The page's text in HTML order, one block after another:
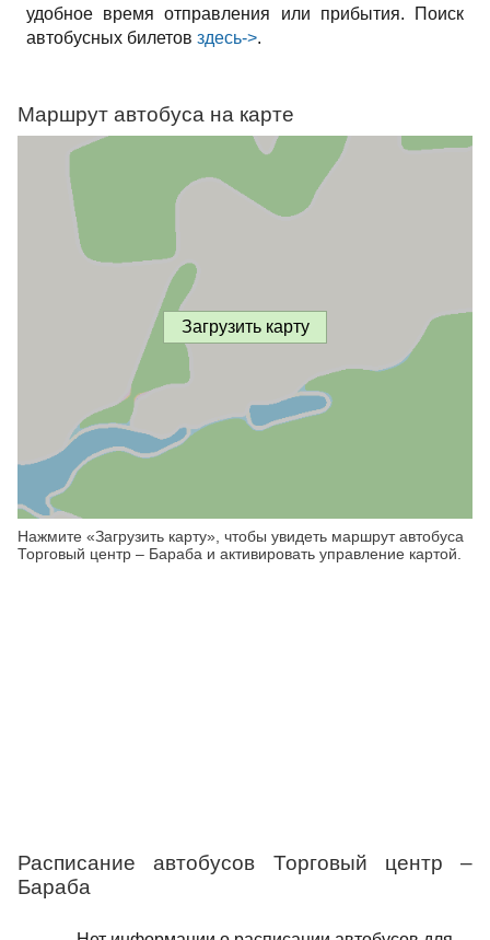
удобное время отправления или прибытия. Поиск
автобусных билетов здесь->.
Маршрут автобуса на карте
Загрузить карту
Нажмите «Загрузить карту», чтобы увидеть маршрут автобуса
Торговый центр – Бараба и активировать управление картой.
Расписание автобусов Торговый центр –
Бараба